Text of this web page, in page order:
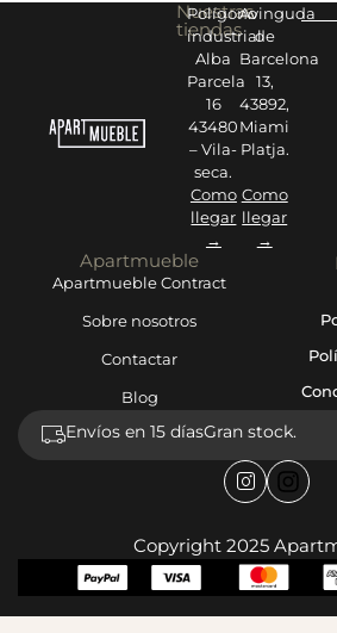
Nuestras
tiendas
Polígono
industrial
Alba
Parcela
16
43480
– Vila-
seca.
Como
llegar
→
Avinguda
de
Barcelona
13,
43892,
Miami
Platja.
Como
llegar
→
Apartmueble
Apartmueble Contract
Sobre nosotros
Contactar
Blog
Envíos en 15 díasGran stock.
Copyright 2025